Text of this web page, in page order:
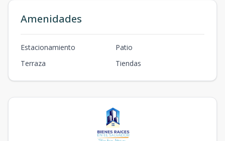
Amenidades
Estacionamiento
Patio
Terraza
Tiendas